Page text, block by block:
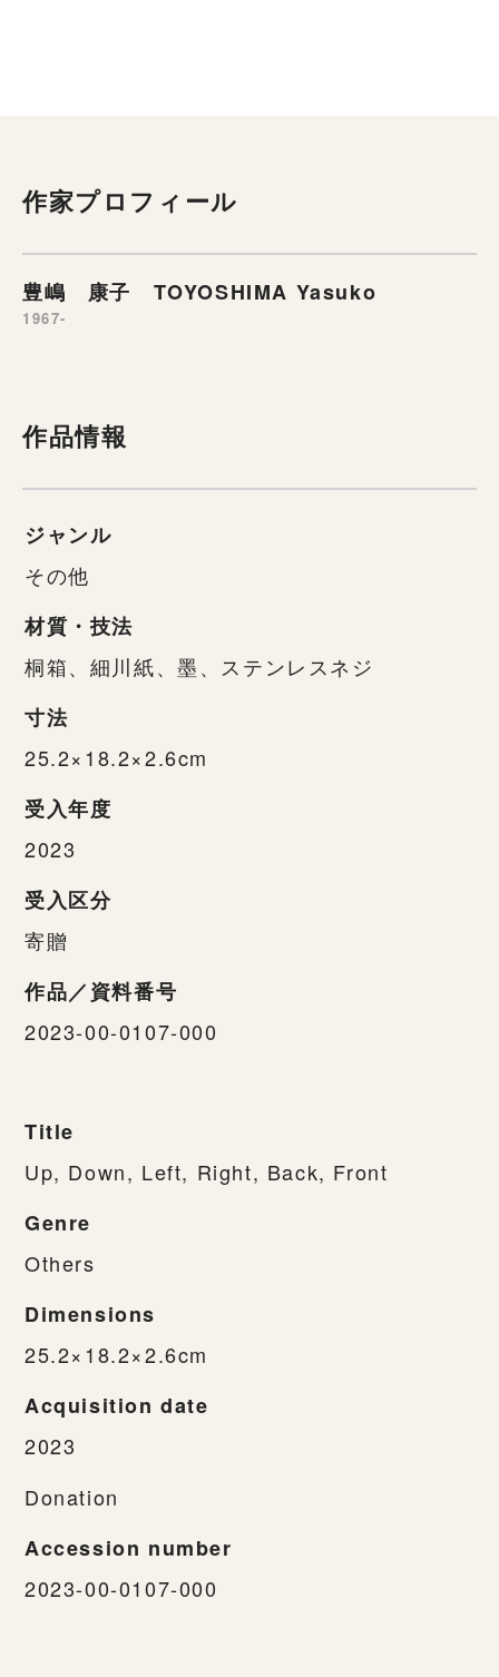
作家プロフィール
豊嶋 康子 TOYOSHIMA Yasuko
1967-
作品情報
ジャンル
その他
材質・技法
桐箱、細川紙、墨、ステンレスネジ
寸法
25.2×18.2×2.6cm
受入年度
2023
受入区分
寄贈
作品／資料番号
2023-00-0107-000
Title
Up, Down, Left, Right, Back, Front
Genre
Others
Dimensions
25.2×18.2×2.6cm
Acquisition date
2023
Donation
Accession number
2023-00-0107-000